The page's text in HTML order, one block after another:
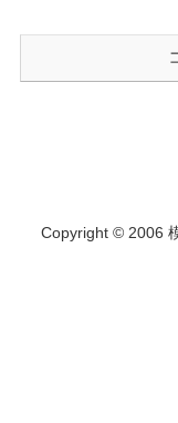
Copyright © 2006